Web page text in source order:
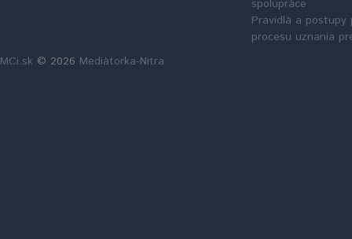
spolupráce
Pravidlá a postupy
procesu uznania
MCi.sk © 2026 Mediátorka-Nitra